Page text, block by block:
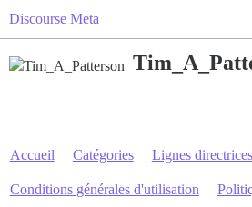
Discourse Meta
Accueil Catégories Lignes directrices
Conditions générales d'utilisation